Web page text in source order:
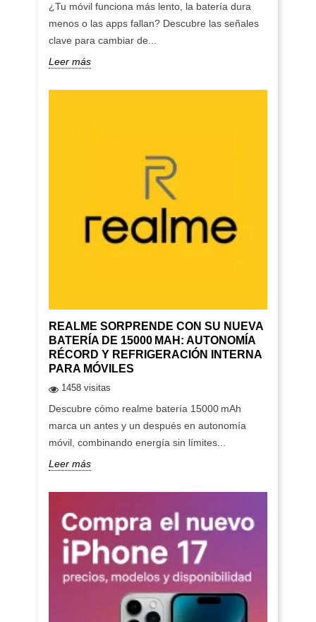
¿Tu móvil funciona más lento, la batería dura
menos o las apps fallan? Descubre las señales
clave para cambiar de...
Leer más
REALME SORPRENDE CON SU NUEVA
BATERÍA DE 15000 MAH: AUTONOMÍA
RÉCORD Y REFRIGERACIÓN INTERNA
PARA MÓVILES
1458 visitas
Descubre cómo realme batería 15000 mAh
marca un antes y un después en autonomía
móvil, combinando energía sin límites...
Leer más